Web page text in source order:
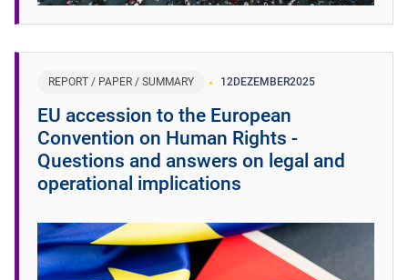
REPORT / PAPER / SUMMARY 12DEZEMBER2025
EU accession to the European
Convention on Human Rights -
Questions and answers on legal and
operational implications